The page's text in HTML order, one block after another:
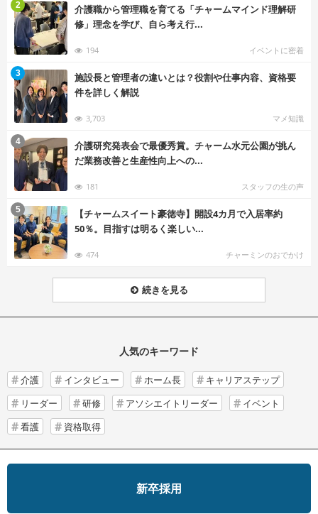
介護職から管理職を育てる「チャームマインド理解研
修」理念を学び、自ら考え行...
194 イベントに密着
2
施設長と管理者の違いとは？役割や仕事内容、資格要
件を詳しく解説
3,703 マメ知識
3
介護研究発表会で最優秀賞。チャーム水元公園が挑ん
だ業務改善と生産性向上への...
181 スタッフの生の声
4
【チャームスイート豪徳寺】開設4カ月で入居率約
50％。目指すは明るく楽しい...
474 チャーミンのおでかけ
5
続きを見る
人気のキーワード
介護 インタビュー ホーム長
キャリアステップ
リーダー
研修 アソシエイトリーダー
イベント
看護
資格取得
新卒採用